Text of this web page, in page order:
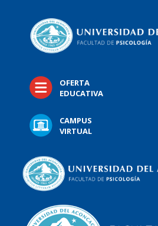
OFERTA
EDUCATIVA
CAMPUS
VIRTUAL